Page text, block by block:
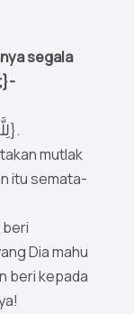
segala
Segala kemulian itu milik Allah {لِلَّهِ}.
mutlak
itu semata-
beri
Dia mahu
beri kepada